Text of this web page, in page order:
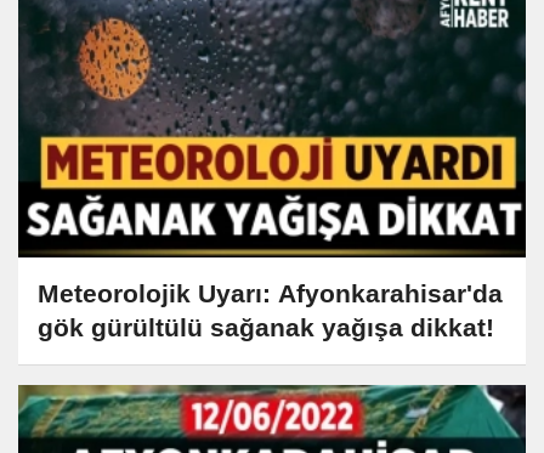
Meteorolojik Uyarı: Afyonkarahisar'da
gök gürültülü sağanak yağışa dikkat!